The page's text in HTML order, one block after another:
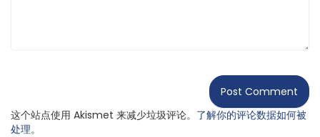
这个站点使用 Akismet 来减少垃圾评论。 了解你的评论数据如何被
处理。